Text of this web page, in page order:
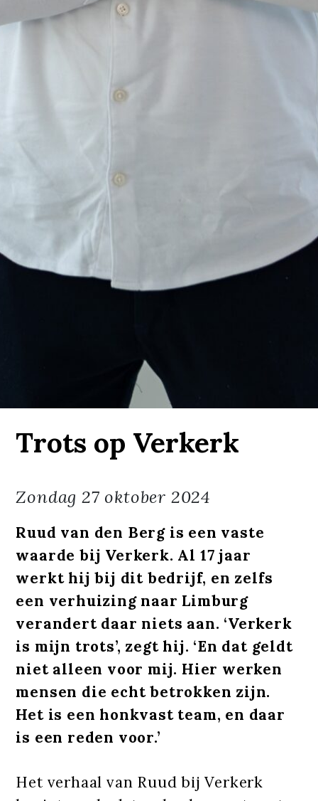
Trots op Verkerk
Zondag 27 oktober 2024
Ruud van den Berg is een vaste
waarde bij Verkerk. Al 17 jaar
werkt hij bij dit bedrijf, en zelfs
een verhuizing naar Limburg
verandert daar niets aan. ‘Verkerk
is mijn trots’, zegt hij. ‘En dat geldt
niet alleen voor mij. Hier werken
mensen die echt betrokken zijn.
Het is een honkvast team, en daar
is een reden voor.’
Het verhaal van Ruud bij Verkerk